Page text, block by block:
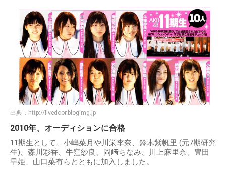
出典： http://livedoor.blogimg.jp
2010年、オーディションに合格
11期生として、小嶋菜月や川栄李奈、鈴木紫帆里 (元7期研究
生)、森川彩香、牛窪紗良、岡﨑ちなみ、川上麻里奈、豊田
早姫、山口菜有らとともに加入しました。